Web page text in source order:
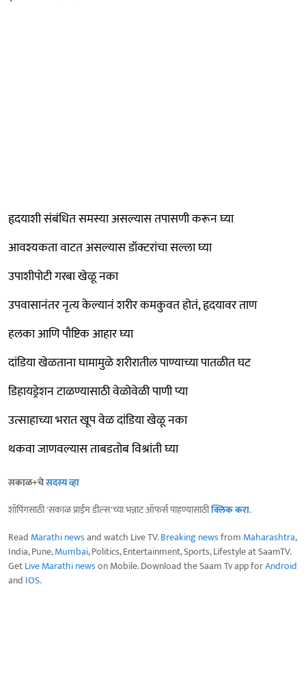
हृदयाशी संबंधित समस्या असल्यास तपासणी करून घ्या
आवश्यकता वाटत असल्यास डॉक्टरांचा सल्ला घ्या
उपाशीपोटी गरबा खेळू नका
उपवासानंतर नृत्य केल्यानं शरीर कमकुवत होतं, हृदयावर ताण
हलका आणि पौष्टिक आहार घ्या
दांडिया खेळताना घामामुळे शरीरातील पाण्याच्या पातळीत घट
डिहायड्रेशन टाळण्यासाठी वेळोवेळी पाणी प्या
उत्साहाच्या भरात खूप वेळ दांडिया खेळू नका
थकवा जाणवल्यास ताबडतोब विश्रांती घ्या
सकाळ+चेसदस्य व्हा
शॉपिंगसाठी 'सकाळ प्राईम डील्स'च्या भन्नाट ऑफर्स पाहण्यासाठीक्लिक करा.
Read Marathi newsand watch Live TV.Breaking newsfrom Maharashtra,
India, Pune,Mumbai, Politics, Entertainment, Sports, Lifestyle at SaamTV.
GetLive Marathi newson Mobile. Download the Saam Tv app forAndroid
and IOS.